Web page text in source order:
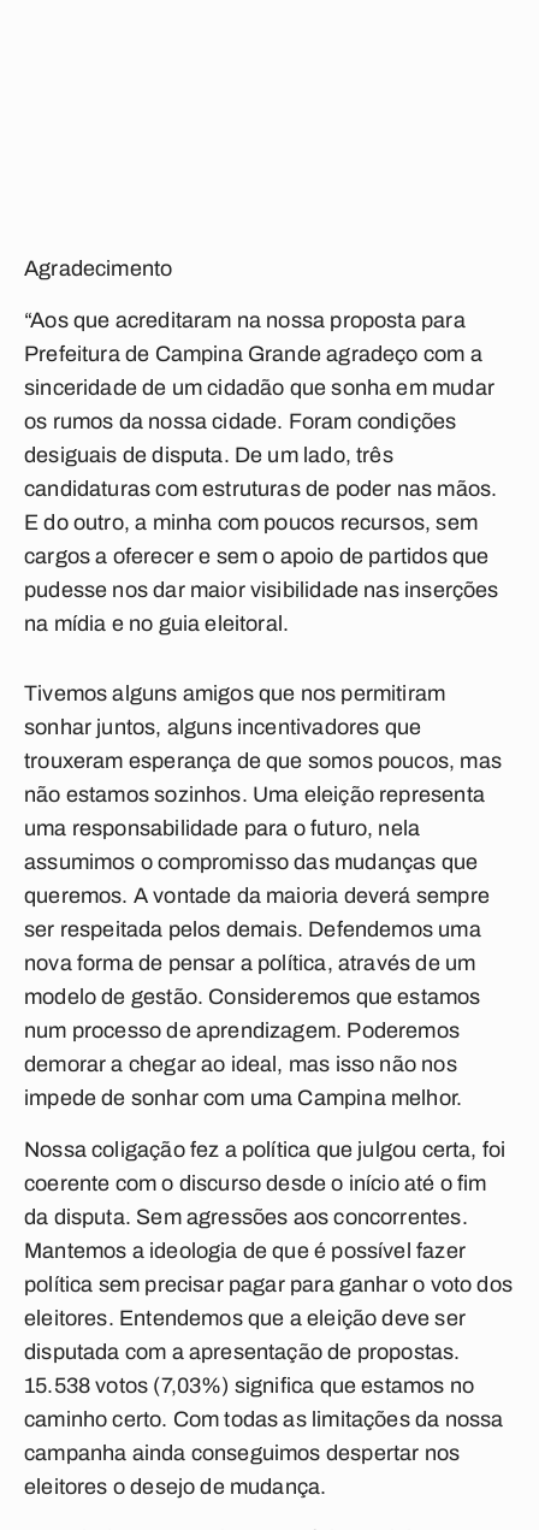
Agradecimento
“Aos que acreditaram na nossa proposta para
Prefeitura de Campina Grande agradeço com a
sinceridade de um cidadão que sonha em mudar
os rumos da nossa cidade. Foram condições
desiguais de disputa. De um lado, três
candidaturas com estruturas de poder nas mãos.
E do outro, a minha com poucos recursos, sem
cargos a oferecer e sem o apoio de partidos que
pudesse nos dar maior visibilidade nas inserções
na mídia e no guia eleitoral.
Tivemos alguns amigos que nos permitiram
sonhar juntos, alguns incentivadores que
trouxeram esperança de que somos poucos, mas
não estamos sozinhos. Uma eleição representa
uma responsabilidade para o futuro, nela
assumimos o compromisso das mudanças que
queremos. A vontade da maioria deverá sempre
ser respeitada pelos demais. Defendemos uma
nova forma de pensar a política, através de um
modelo de gestão. Consideremos que estamos
num processo de aprendizagem. Poderemos
demorar a chegar ao ideal, mas isso não nos
impede de sonhar com uma Campina melhor.
Nossa coligação fez a política que julgou certa, foi
coerente com o discurso desde o início até o fim
da disputa. Sem agressões aos concorrentes.
Mantemos a ideologia de que é possível fazer
política sem precisar pagar para ganhar o voto dos
eleitores. Entendemos que a eleição deve ser
disputada com a apresentação de propostas.
15.538 votos (7,03%) significa que estamos no
caminho certo. Com todas as limitações da nossa
campanha ainda conseguimos despertar nos
eleitores o desejo de mudança.